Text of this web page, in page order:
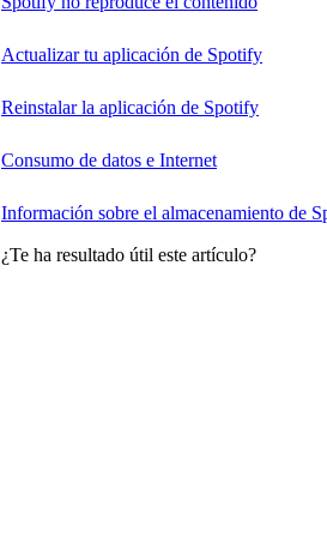
Actualizar tu aplicación de Spotify
Reinstalar la aplicación de Spotify
Consumo de datos e Internet
Información sobre el almacenamiento de
¿Te ha resultado útil este artículo?